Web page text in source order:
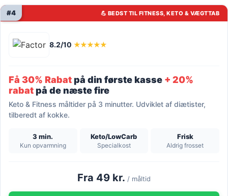
💪 BEDST TIL FITNESS, KETO & VÆGTTAB
#4
8.2/10 ★★★★★
Få 30% Rabatpå din første kasse + 20%
rabatpå de næste fire
Keto & Fitness måltider på 3 minutter. Udviklet af diætister,
tilberedt af kokke.
3 min.
Kun opvarmning
Keto/LowCarb
Specialkost
Frisk
Aldrig frosset
Fra 49 kr. / måltid